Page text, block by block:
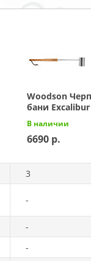
Woodson
бани
В наличии
6690
3
-
-
-